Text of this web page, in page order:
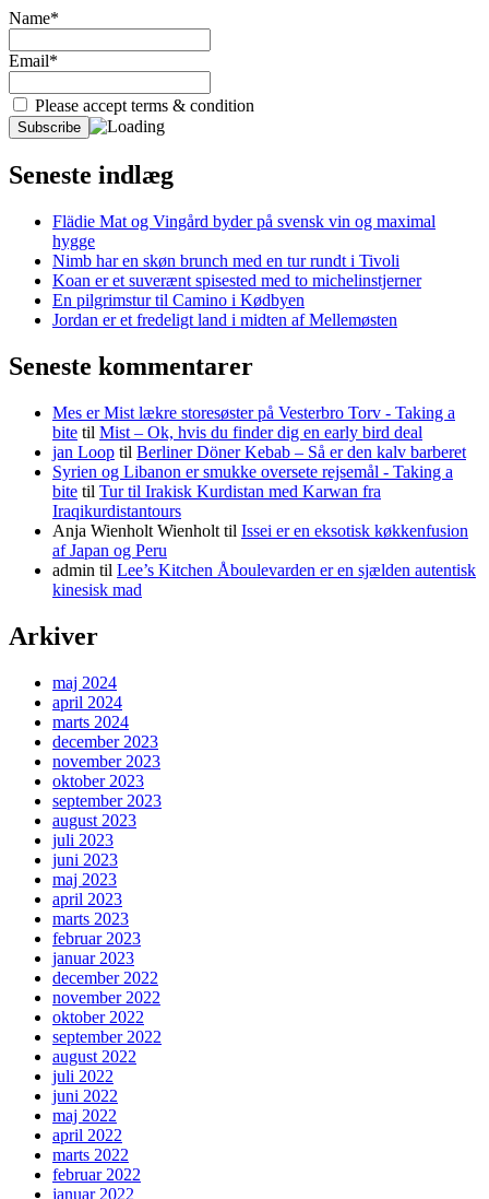
Name*
Email*
Please accept terms & condition
Seneste indlæg
Flädie Mat og Vingård byder på svensk vin og maximal
hygge
Nimb har en skøn brunch med en tur rundt i Tivoli
Koan er et suverænt spisested med to michelinstjerner
En pilgrimstur til Camino i Kødbyen
Jordan er et fredeligt land i midten af Mellemøsten
Seneste kommentarer
Mes er Mist lækre storesøster på Vesterbro Torv - Taking a
bite til Mist – Ok, hvis du finder dig en early bird deal
jan Loop til Berliner Döner Kebab – Så er den kalv barberet
Syrien og Libanon er smukke oversete rejsemål - Taking a
bite til Tur til Irakisk Kurdistan med Karwan fra
Iraqikurdistantours
Anja Wienholt Wienholt til Issei er en eksotisk køkkenfusion
af Japan og Peru
admin til Lee’s Kitchen Åboulevarden er en sjælden autentisk
kinesisk mad
Arkiver
maj 2024
april 2024
marts 2024
december 2023
november 2023
oktober 2023
september 2023
august 2023
juli 2023
juni 2023
maj 2023
april 2023
marts 2023
februar 2023
januar 2023
december 2022
november 2022
oktober 2022
september 2022
august 2022
juli 2022
juni 2022
maj 2022
april 2022
marts 2022
februar 2022
januar 2022